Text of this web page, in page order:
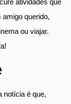
querido,
ou viajar.
notícia é que,